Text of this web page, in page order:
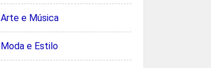
Arte e Música
Moda e Estilo